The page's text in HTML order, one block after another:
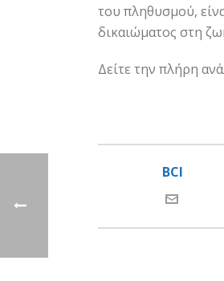
του πληθυσμού,
δικαιώματος στη
Δείτε την πλήρη
BCI